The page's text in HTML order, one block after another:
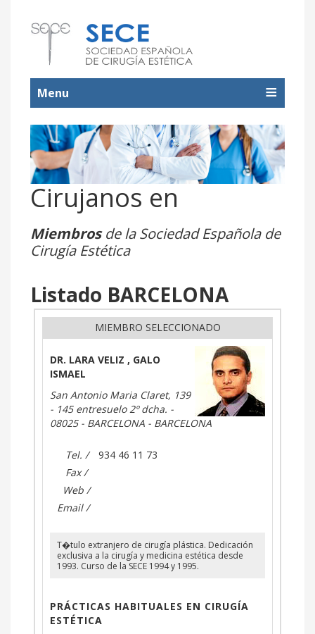
Menu
Cirujanos en
Miembrosde la Sociedad Española de
Cirugía Estética
Listado BARCELONA
MIEMBRO SELECCIONADO
DR. LARA VELIZ , GALO
ISMAEL
San Antonio Maria Claret, 139
- 145 entresuelo 2º dcha. -
08025 - BARCELONA - BARCELONA
Tel. /
934 46 11 73
Fax /
Web /
Email /
T�tulo extranjero de cirugía plástica. Dedicación
exclusiva a la cirugía y medicina estética desde
1993. Curso de la SECE 1994 y 1995.
PRÁCTICAS HABITUALES EN CIRUGÍA
ESTÉTICA